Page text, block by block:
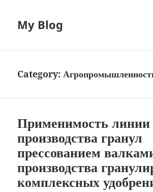
My Blog
Category:
Применимость линии
производства гранул
прессованием
производства
комплексных